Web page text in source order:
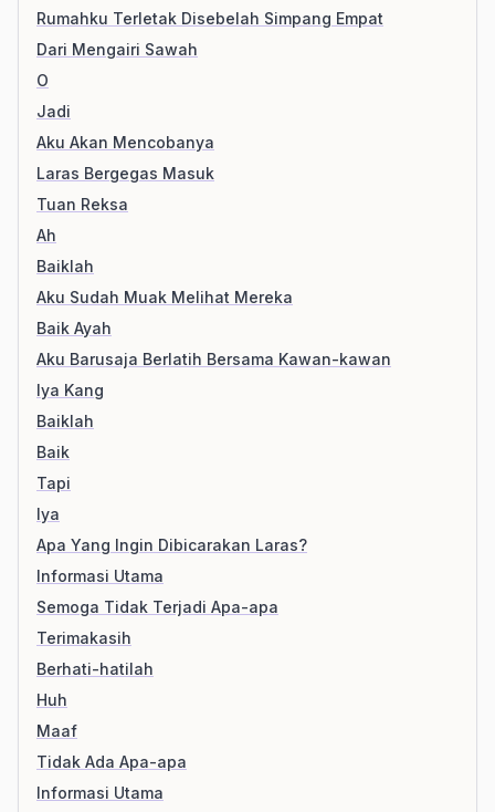
Rumahku Terletak Disebelah Simpang Empat
Dari Mengairi Sawah
O
Jadi
Aku Akan Mencobanya
Laras Bergegas Masuk
Tuan Reksa
Ah
Baiklah
Aku Sudah Muak Melihat Mereka
Baik Ayah
Aku Barusaja Berlatih Bersama Kawan-kawan
Iya Kang
Baiklah
Baik
Tapi
Iya
Apa Yang Ingin Dibicarakan Laras?
Informasi Utama
Semoga Tidak Terjadi Apa-apa
Terimakasih
Berhati-hatilah
Huh
Maaf
Tidak Ada Apa-apa
Informasi Utama